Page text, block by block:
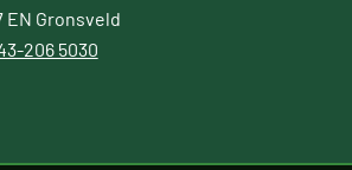
EN Gronsveld
206 5030